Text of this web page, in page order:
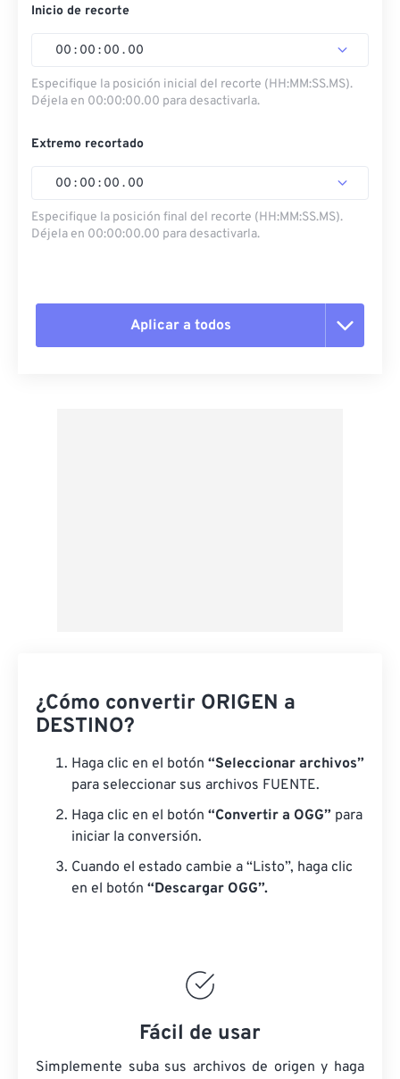
Inicio de recorte
00 : 00 : 00 . 00
Especifique la posición inicial del recorte (HH:MM:SS.MS).
Déjela en 00:00:00.00 para desactivarla.
Extremo recortado
00 : 00 : 00 . 00
Especifique la posición final del recorte (HH:MM:SS.MS).
Déjela en 00:00:00.00 para desactivarla.
Aplicar a todos
¿Cómo convertir ORIGEN a
DESTINO?
Haga clic en el botón “Seleccionar archivos”
para seleccionar sus archivos FUENTE.
Haga clic en el botón “Convertir a OGG” para
iniciar la conversión.
Cuando el estado cambie a “Listo”, haga clic
en el botón “Descargar OGG”.
Fácil de usar
Simplemente suba sus archivos de origen y haga